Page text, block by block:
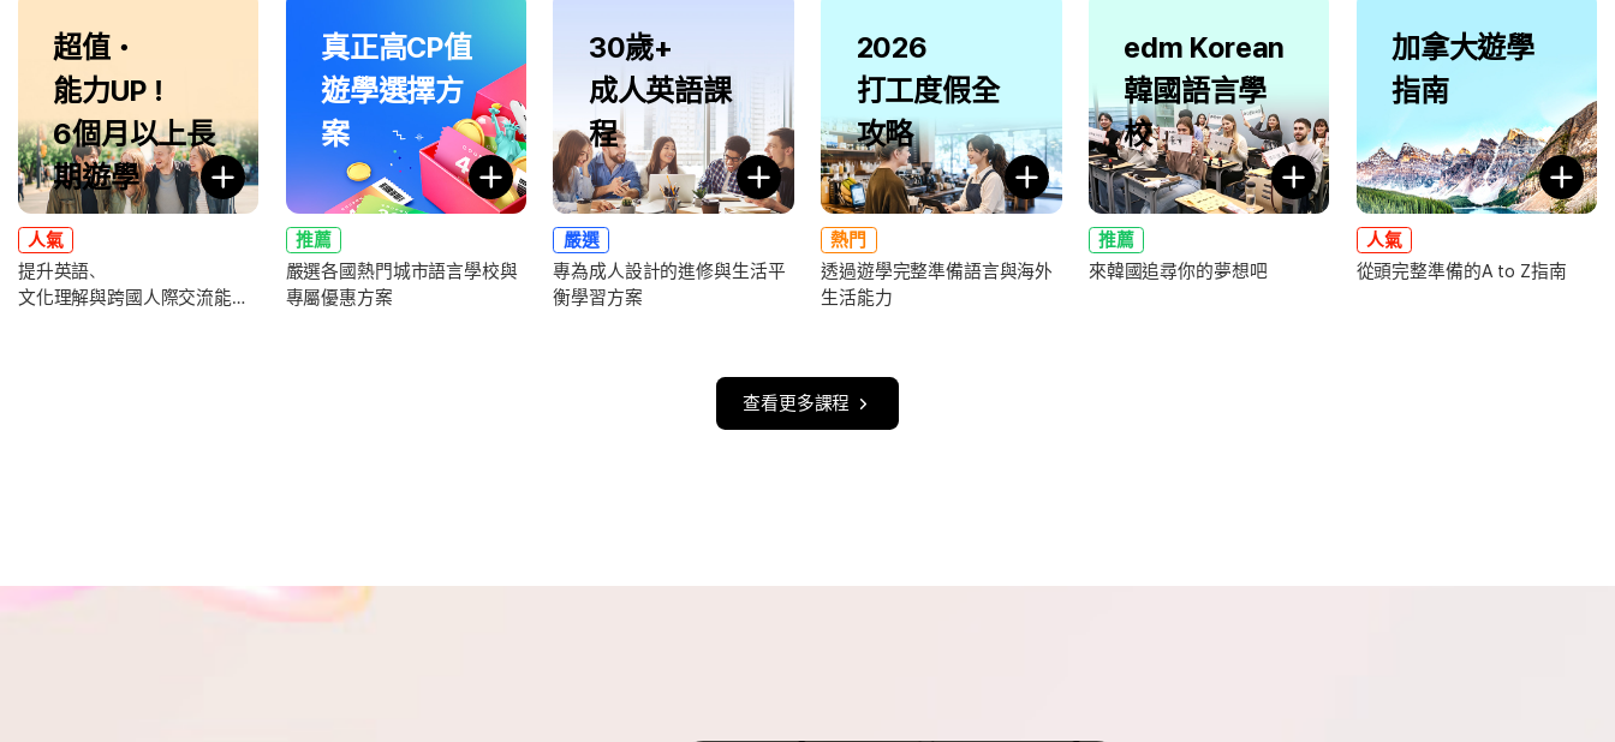
超值・
能力UP！
6個月以上長
期遊學
人氣
提升英語、
文化理解與跨國人際交流能力
真正高CP值
遊學選擇方
案
推薦
嚴選各國熱門城市語言學校與
專屬優惠方案
30歲+
成人英語課
程
嚴選
專為成人設計的進修與生活平
衡學習方案
2026
打工度假全
攻略
熱門
透過遊學完整準備語言與海外
生活能力
edm Korean
韓國語言學
校
推薦
來韓國追尋你的夢想吧
加拿大遊學
指南
人氣
從頭完整準備的A to Z指南
查看更多課程